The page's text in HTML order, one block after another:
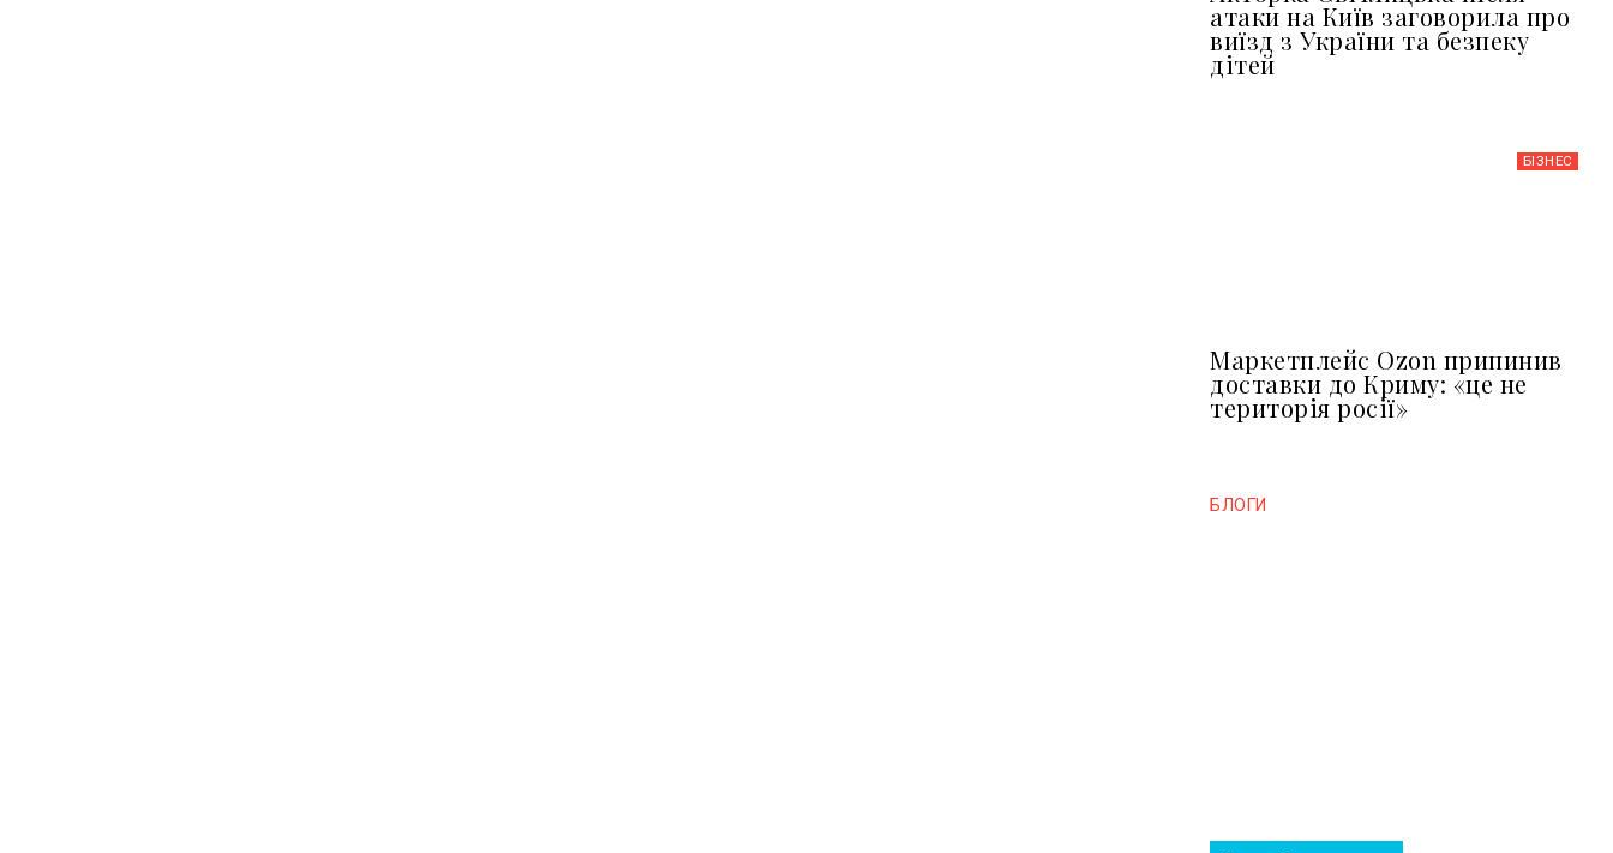
атаки на Київ заговорила про
виїзд з України та безпеку
дітей
БІЗНЕС
Маркетплейс Ozon припинив
доставки до Криму: «це не
територія росії»
БЛОГИ